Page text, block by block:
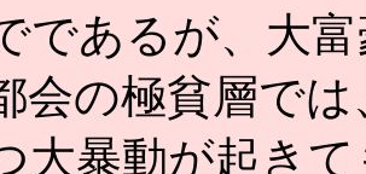
であるが、大
会の極貧層で
大暴動が起き